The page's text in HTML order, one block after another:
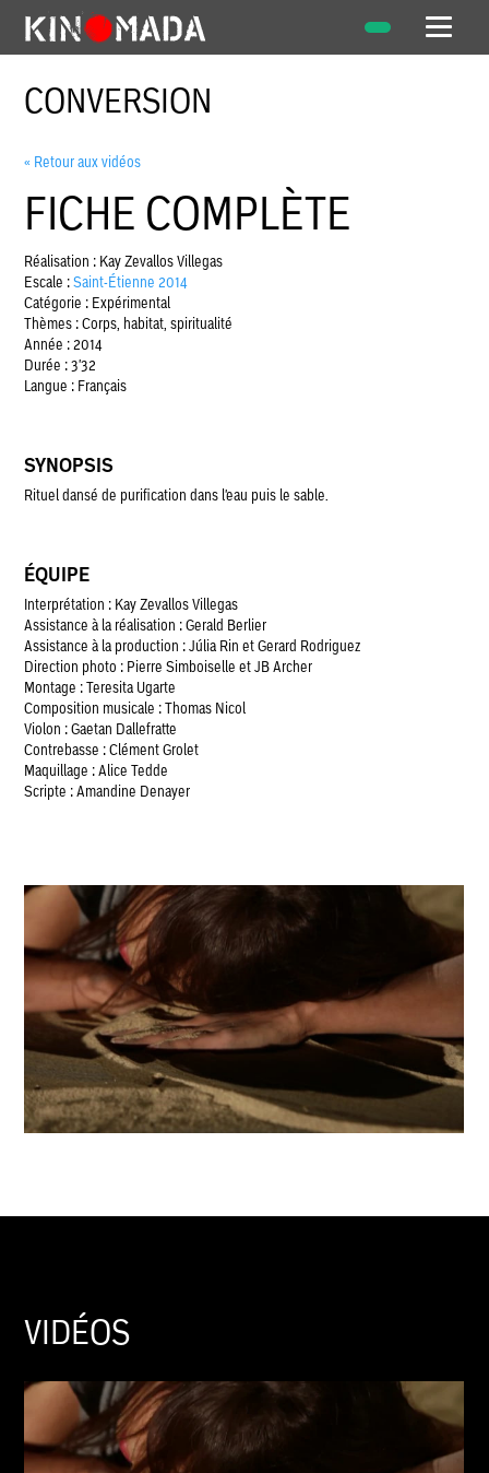
CONVERSION
« Retour aux vidéos
FICHE COMPLÈTE
Réalisation : Kay Zevallos Villegas
Escale :Saint-Étienne 2014
Catégorie : Expérimental
Thèmes : Corps, habitat, spiritualité
Année : 2014
Durée : 3'32
Langue : Français
SYNOPSIS
Rituel dansé de purification dans l'eau puis le sable.
ÉQUIPE
Interprétation : Kay Zevallos Villegas
Assistance à la réalisation : Gerald Berlier
Assistance à la production : Júlia Rin et Gerard Rodriguez
Direction photo : Pierre Simboiselle et JB Archer
Montage : Teresita Ugarte
Composition musicale : Thomas Nicol
Violon : Gaetan Dallefratte
Contrebasse : Clément Grolet
Maquillage : Alice Tedde
Scripte : Amandine Denayer
VIDÉOS